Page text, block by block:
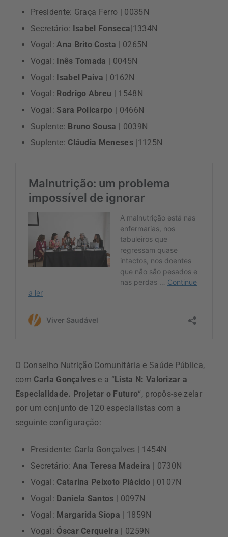
Presidente: Graça Ferro | 0035N
Secretário: Isabel Fonseca |1334N
Vogal:Ana Brito Costa | 0265N
Vogal:
Inês Tomada | 0045N
Vogal: Isabel Paiva | 0162N
Vogal: Rodrigo Abreu | 1548N
Vogal:Sara Policarpo | 0466N
Suplente: Bruno Sousa | 0039N
Suplente: Cláudia Meneses |1125N
O Conselho Nutrição Comunitária e Saúde Pública,
com Carla Gonçalves e a “ Lista N: Valorizar a
Especialidade. Projetar o Futuro“, propôs-se zelar
por um conjunto de 120 especialistas com a
seguinte configuração:
Presidente: Carla Gonçalves | 1454N
Secretário: Ana Teresa Madeira | 0730N
Vogal: Catarina Peixoto Plácido| 0107N
Vogal: Daniela Santos | 0097N
Vogal: Margarida Siopa | 1859N
Vogal: Óscar Cerqueira | 0259N